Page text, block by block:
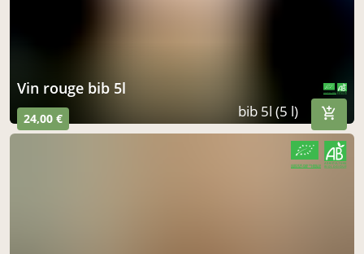
vin rouge bib 5l
24,00 € bib 5l (5 l)
CERTIFIÉ PAR FR-BIO-10
AGRICULTURE FRANCE